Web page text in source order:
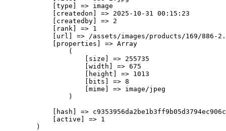
            [type] => image
            [createdon] => 2025-10-31 00:15:23
            [createdby] => 2
            [rank] => 1
[url] => /assets/images/products/169/886-
            [properties] => Array
                (
                    [size] => 255735
                    [width] => 675
                    [height] => 1013
                    [bits] => 8
                    [mime] => image/jpeg
                )
[hash] =>
            [active] => 1
        )